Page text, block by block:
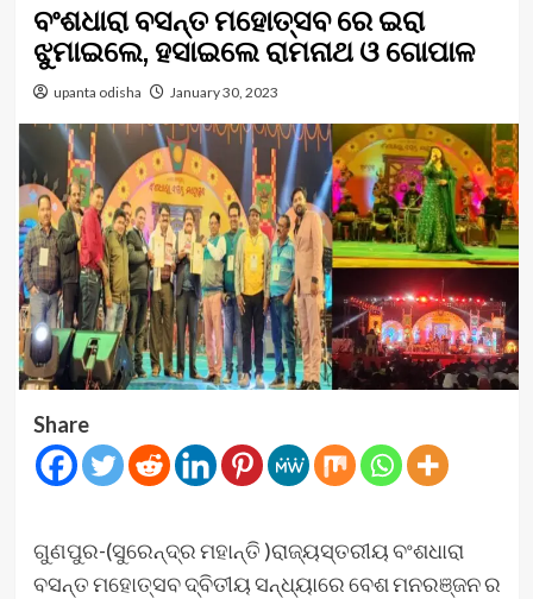
ବଂଶଧାରା ବସନ୍ତ ମହୋତ୍ସବ ରେ ଇରା
ଝୁମାଇଲେ, ହସାଇଲେ ରାମନାଥ ଓ ଗୋପାଳ
upanta odisha January 30, 2023
Share
ଗୁଣପୁର-(ସୁରେନ୍ଦ୍ର ମହାନ୍ତି )ରାଜ୍ୟସ୍ତରୀୟ ବଂଶଧାରା
ବସନ୍ତ ମହୋତ୍ସବ ଦ୍ବିତୀୟ ସନ୍ଧ୍ୟାରେ ବେଶ ମନରଞ୍ଜନ ର